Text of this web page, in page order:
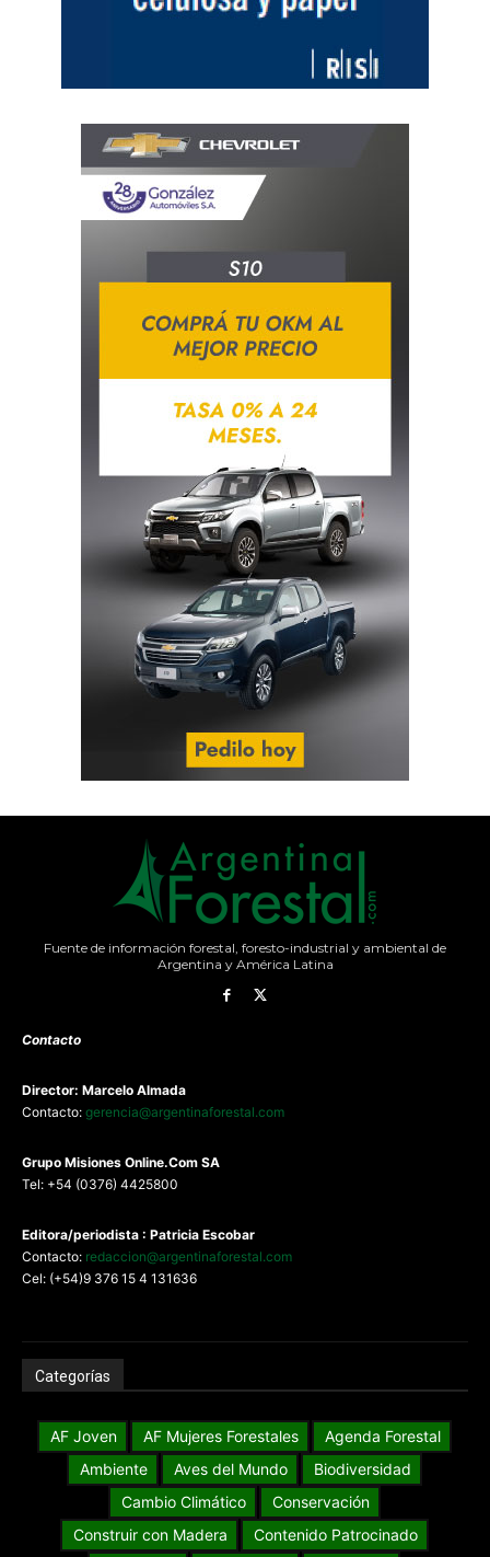
Fuente de información forestal, foresto-industrial y ambiental de
Argentina y América Latina
Contacto
Director: Marcelo Almada
Contacto: gerencia@argentinaforestal.com
Grupo Misiones Online.Com SA
Tel: +54 (0376) 4425800
Editora/periodista : Patricia Escobar
Contacto: redaccion@argentinaforestal.com
Cel: (+54)9 376 15 4 131636
Categorías
AF Joven AF Mujeres Forestales
Agenda Forestal
Ambiente
Aves del Mundo
Biodiversidad
Cambio Climático
Conservación
Construir con Madera
Contenido Patrocinado